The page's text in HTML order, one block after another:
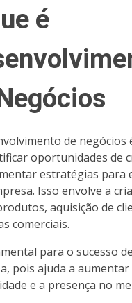
é
de negócios
oportunidades de
estratégias para
Isso envolve a
aquisição de
comerciais.
para o sucesso
pois ajuda a aumentar
e a presença no